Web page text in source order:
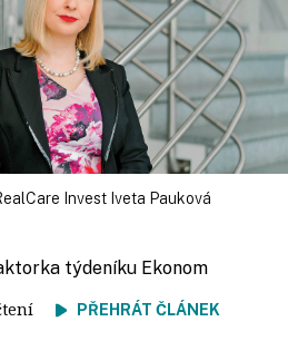
Invest Iveta Pauková
týdeníku Ekonom
PŘEHRÁT ČLÁNEK